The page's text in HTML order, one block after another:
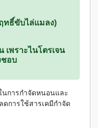
ทธิ์ขับไล่แมลง)
เพราะไนโตรเจน
ชอบ
นการกำจัดหนอนและ
การใช้สารเคมีกำจัด